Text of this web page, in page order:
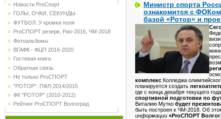
Новости ProСпорт
ГОЛЫ, ОЧКИ, СЕКУНДЫ
ФУТБОЛ. У кромки поля
ProСПОРТ резерв, Рио-2016, ЧМ-2018
Фотоальбомы
ВГАФК - ФЦП 2016-2020
Гостевая книга
Обратная связь
Не только ProСПОРТ
"РОТОР". ПФЛ-2014/2015
ФК "РОТОР" (2010-2012)
Рейтинг ProСПОРТ Волгоград
Министр спорта
ознакомится с
базой «Ротор» и
комплекс Колледжа
планируется создать
где с конца декабря текущего
спортивной подготовки по
Виталию Мутко будет
быть построен к ЧМ-2018. Об
информации «ProСПОРТ